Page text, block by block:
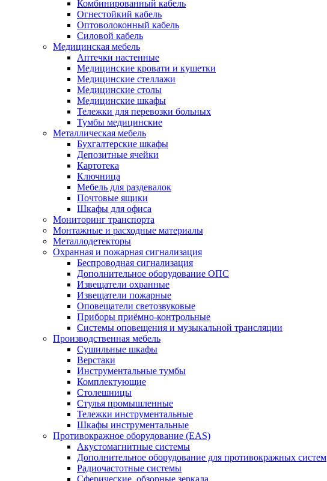
Комбинированный кабель
Огнестойкий кабель
Оптоволоконный кабель
Силовой кабель
Медицинская мебель
Аптечки настенные
Медицинские кровати и кушетки
Медицинские стеллажи
Медицинские столы
Медицинские шкафы
Тележки для перевозки больных
Тумбы медицинские
Металлическая мебель
Бухгалтерские шкафы
Депозитные ячейки
Картотека
Ключница
Мебель для раздевалок
Почтовые ящики
Шкафы для офиса
Мониторинг транспорта
Монтажные и расходные материалы
Металлодетекторы
Охранная и пожарная сигнализация
Беспроводная сигнализация
Дополнительное оборудование ОПС
Извещатели охранные
Извещатели пожарные
Оповещатели светозвуковые
Приборы приёмно-контрольные
Системы оповещения и музыкальной трансляции
Производственная мебель
Cушильные шкафы
Верстаки
Инструментальные тумбы
Комплектующие
Столешницы
Стулья промышленные
Тележки инструментальные
Шкафы инструментальные
Противокражное оборудование (EAS)
Акустомагнитные системы
Дополнительное оборудование для противокражных систем
Радиочастотные системы
Сферические, обзорные зеркала